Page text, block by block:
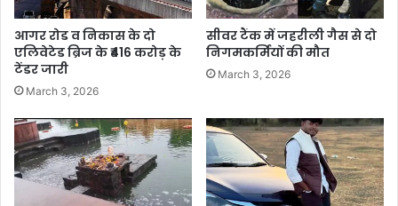
आगर रोड व निकास के दो
एलिवेटेड ब्रिज के ₹416 करोड़ के
टेंडर जारी
March 3, 2026
सीवर टैंक में जहरीली गैस से दो
निगमकर्मियों की मौत
March 3, 2026